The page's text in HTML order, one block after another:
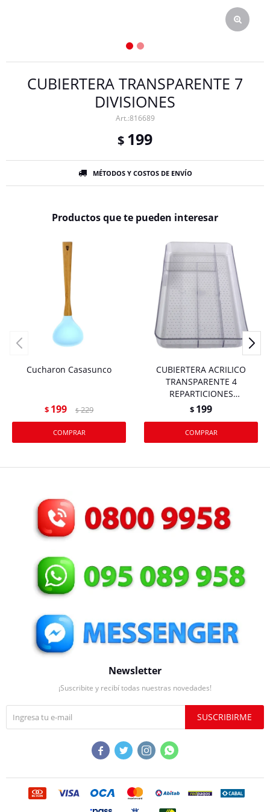
CUBIERTERA TRANSPARENTE 7
DIVISIONES
816689
$ 199
MÉTODOS Y COSTOS DE ENVÍO
Productos que te pueden interesar
Cucharon Casasunco
$ 199 $ 229
CUBIERTERA ACRILICO
TRANSPARENTE 4
REPARTICIONES
33.5X19.5X4CM
$ 199
Newsletter
¡Suscribite y recibí todas nuestras novedades!
SUSCRIBIRME
   